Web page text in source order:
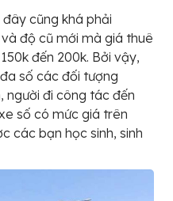
cũng khá phải
độ cũ mới mà giá thuê
đến 200k. Bởi vậy,
số các đối tượng
người đi công tác đến
số có mức giá trên
các bạn học sinh, sinh